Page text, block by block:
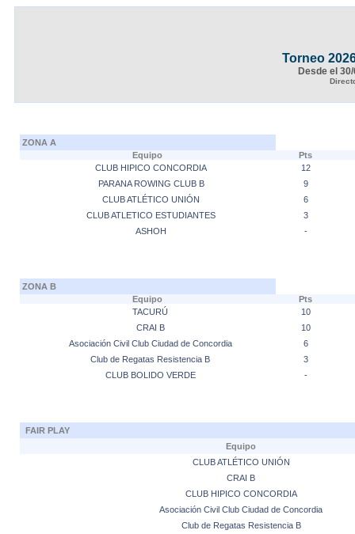
Torneo
Desde el
ZONA A
Equipo
Pts
CLUB HIPICO CONCORDIA
12
PARANA ROWING CLUB B
9
CLUB ATLÉTICO UNIÓN
6
CLUB ATLETICO ESTUDIANTES
3
ASHOH
-
ZONA B
Equipo
Pts
TACURÚ
10
CRAI B
10
Asociación Civil Club Ciudad de Concordia
6
Club de Regatas Resistencia B
3
CLUB BOLIDO VERDE
-
FAIR PLAY
Equipo
CLUB ATLÉTICO UNIÓN
CRAI B
CLUB HIPICO CONCORDIA
Asociación Civil Club Ciudad de Concordia
Club de Regatas Resistencia B